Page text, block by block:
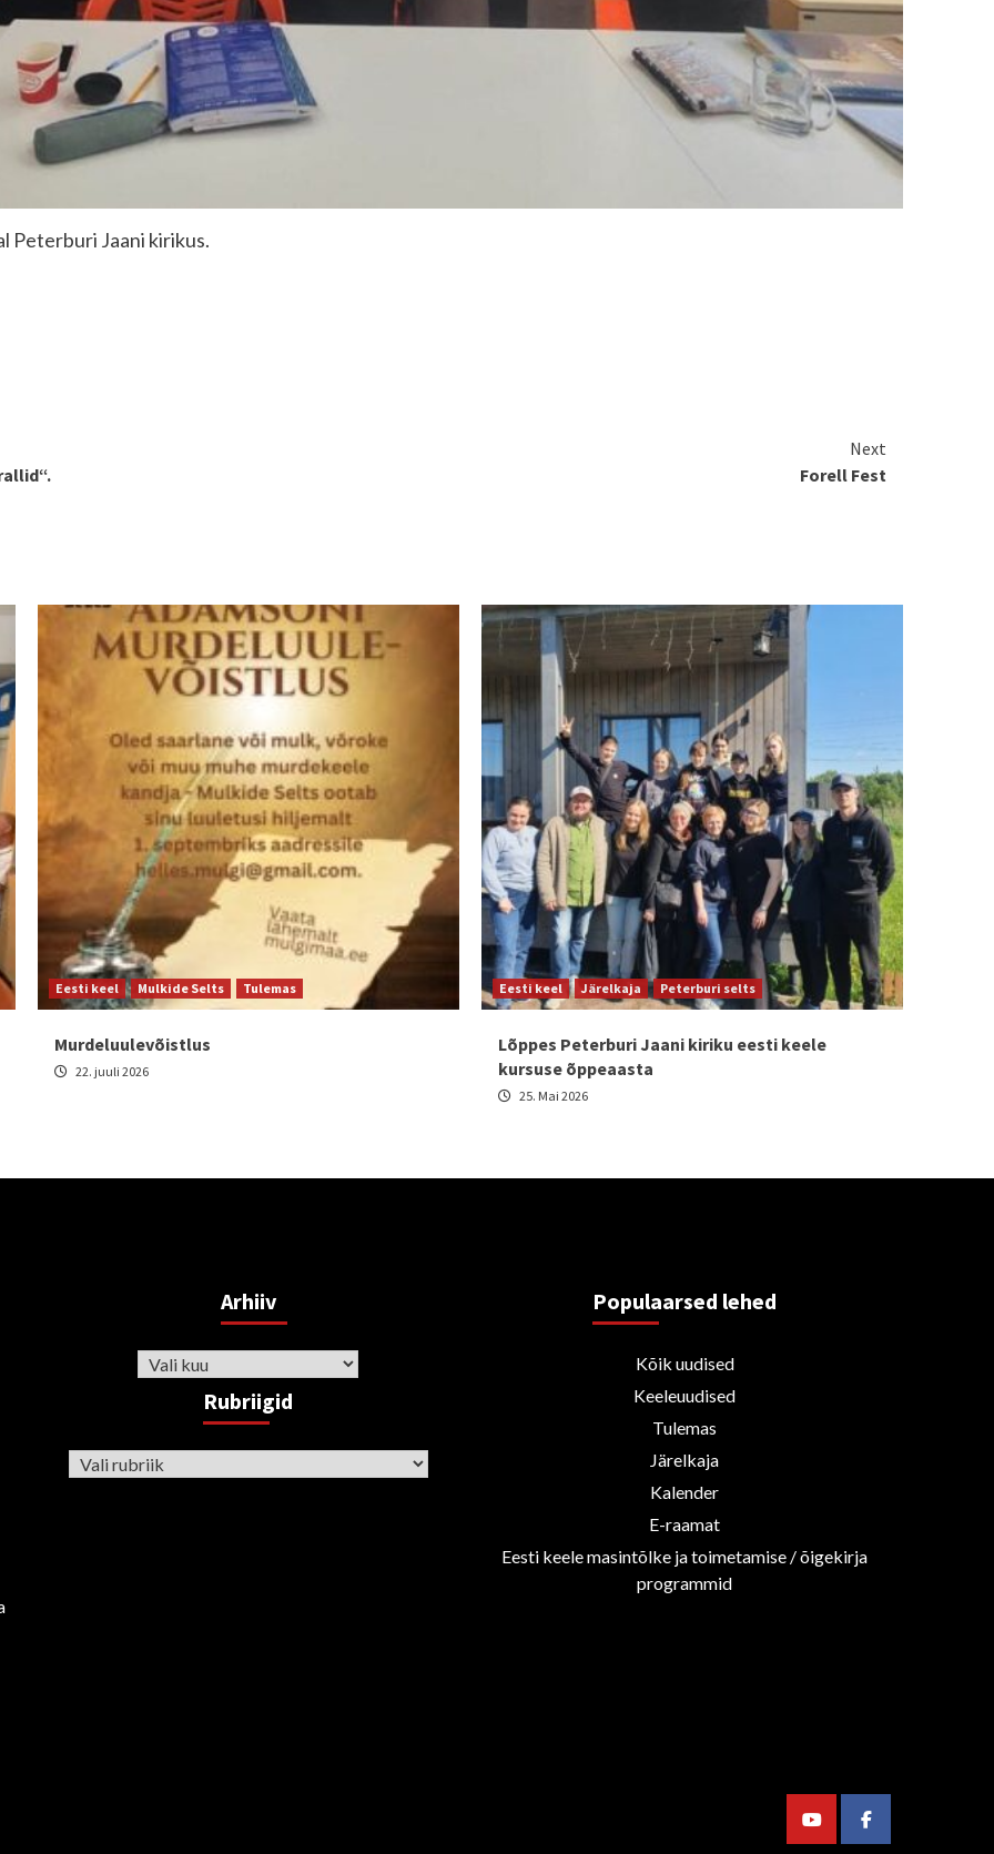
Peterburi Jaani kirikus.
Next
Forell Fest
Eesti keel Mulkide Selts Tulemas
Murdeluulevõistlus
22. juuli 2026
Eesti keel Järelkaja Peterburi selts
Lõppes Peterburi Jaani kiriku eesti keele
kursuse õppeaasta
25. Mai 2026
Arhiiv
Arhiiv
Rubriigid
Rubriigid
Populaarsed lehed
Kõik uudised
Keeleuudised
Tulemas
Järelkaja
Kalender
E-raamat
Eesti keele masintõlke ja toimetamise / õigekirja
programmid
YoutubeFacebook